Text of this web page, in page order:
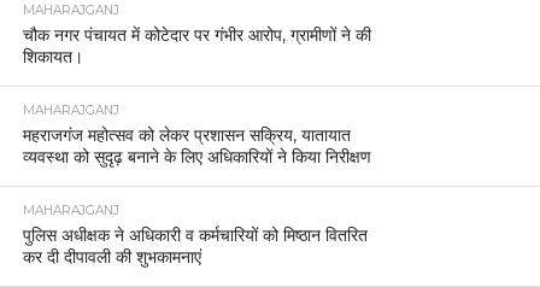
MAHARAJGANJ
चौक नगर पंचायत में कोटेदार पर गंभीर आरोप, ग्रामीणों ने की
शिकायत।
MAHARAJGANJ
महराजगंज महोत्सव को लेकर प्रशासन सक्रिय, यातायात
व्यवस्था को सुदृढ़ बनाने के लिए अधिकारियों ने किया निरीक्षण
MAHARAJGANJ
पुलिस अधीक्षक ने अधिकारी व कर्मचारियों को मिष्ठान वितरित
कर दी दीपावली की शुभकामनाएं